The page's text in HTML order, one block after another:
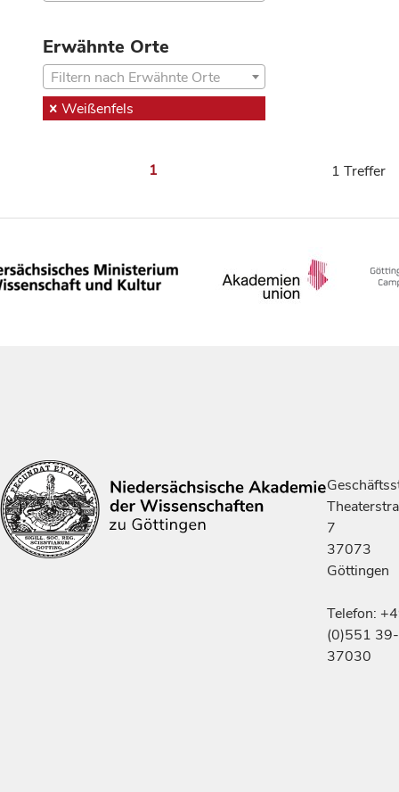
Erwähnte Orte
Filtern nach Erwähnte Orte
Weißenfels
1 1 Treffer
7
37073
Göttingen
Telefon:
(0)551 39-
37030